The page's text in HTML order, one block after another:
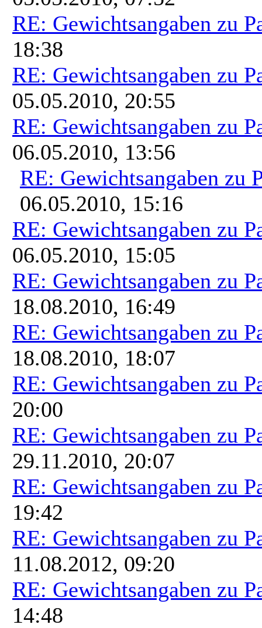
RE: Gewichtsangaben zu
18:38
RE: Gewichtsangaben zu
05.05.2010, 20:55
RE: Gewichtsangaben zu
06.05.2010, 13:56
RE: Gewichtsangaben zu
06.05.2010, 15:16
RE: Gewichtsangaben zu
06.05.2010, 15:05
RE: Gewichtsangaben zu
18.08.2010, 16:49
RE: Gewichtsangaben zu
18.08.2010, 18:07
RE: Gewichtsangaben zu
20:00
RE: Gewichtsangaben zu
29.11.2010, 20:07
RE: Gewichtsangaben zu
19:42
RE: Gewichtsangaben zu
11.08.2012, 09:20
RE: Gewichtsangaben zu
14:48